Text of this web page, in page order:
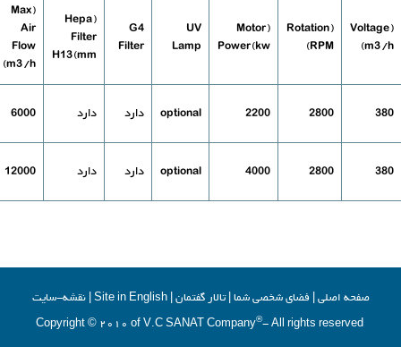
(Voltage
(m3/h
(Rotation
(RPM
(Motor
Power(kw
UV
Lamp
G4
Filter
(Hepa
Filter
H13(mm
(Max
Air
Flow
(m3/h
380
2800
2200
optional دارد دارد 6000
380
2800
4000
optional دارد دارد 12000
صفحه اصلي فضاي شخصي شما |تالار گفتمان |
Site in English
|نقشه-سایت
Copyright © 2010 of V.C SANAT Company
®- All rights reserved